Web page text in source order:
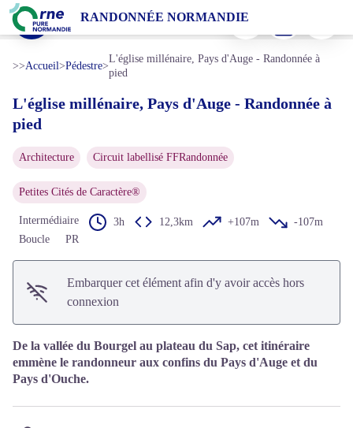
RANDONNÉE NORMANDIE
L'église millénaire, Pays d'Auge - Randonnée à pied
Ecomusée du Sap - JE Rubio
Voir l'image en plein écran
Imprimer
>>Accueil>Pédestre>
L'église millénaire, Pays d'Auge - Randonnée à
pied
L'église millénaire, Pays d'Auge - Randonnée à
pied
Architecture Circuit labellisé FFRandonnée
Petites Cités de Caractère®
Intermédiaire 3h 12,3km +107m
-107m
Boucle
PR
Embarquer cet élément afin d'y avoir accès hors
connexion
De la vallée du Bourgel au plateau du Sap, cet itinéraire
emmène le randonneur aux confins du Pays d'Auge et du
Pays d'Ouche.